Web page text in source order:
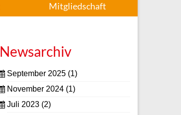
Mitgliedschaft
Newsarchiv
September 2025(1)
November 2024(1)
Juli 2023(2)